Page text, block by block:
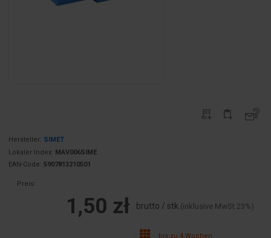
Hersteller: SIMET
Lokaler Index: MAV006SIME
EAN-Code: 5907813210501
Preis:
1,50 zł brutto / stk.(inklusive MwSt 23%)
bis zu 4 Wochen